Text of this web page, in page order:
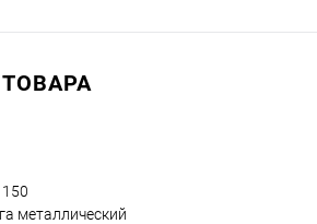
металлический